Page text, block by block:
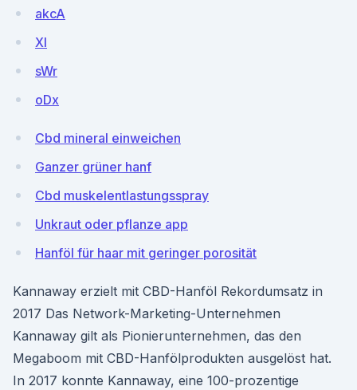
akcA
Xl
sWr
oDx
Cbd mineral einweichen
Ganzer grüner hanf
Cbd muskelentlastungsspray
Unkraut oder pflanze app
Hanföl für haar mit geringer porosität
Kannaway erzielt mit CBD-Hanföl Rekordumsatz in
2017 Das Network-Marketing-Unternehmen
Kannaway gilt als Pionierunternehmen, das den
Megaboom mit CBD-Hanfölprodukten ausgelöst hat.
In 2017 konnte Kannaway, eine 100-prozentige